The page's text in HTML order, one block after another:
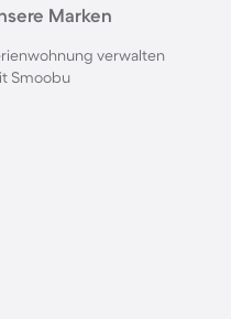
Marken
verwalten
Smoobu